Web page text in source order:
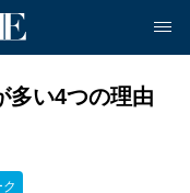
多い4つの理由